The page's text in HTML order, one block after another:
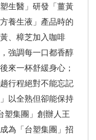
生醫」研發「薑黃
養生液」產品時的
、樟芝加入咖啡
強調每一口都香醇
來一杯舒緩身心；
行程絕對不能忘記
以全熟但卻能保持
塑集團」創辦人王
為「台塑集團」招